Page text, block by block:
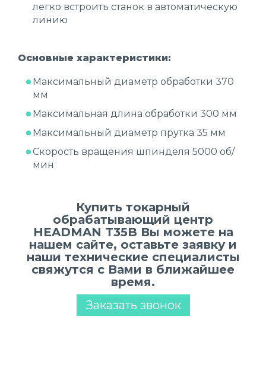
легко встроить станок в автоматическую
линию
Основные характеристики:
Максимальный диаметр обработки 370
мм
Максимальная длина обработки 300 мм
Максимальный диаметр прутка 35 мм
Скорость вращения шпинделя 5000 об/
мин
Купить токарный
обрабатывающий центр
HEADMAN T35B Вы можете на
нашем сайте, оставьте заявку и
наши технические специалисты
свяжутся с Вами в ближайшее
время.
Заказать звонок